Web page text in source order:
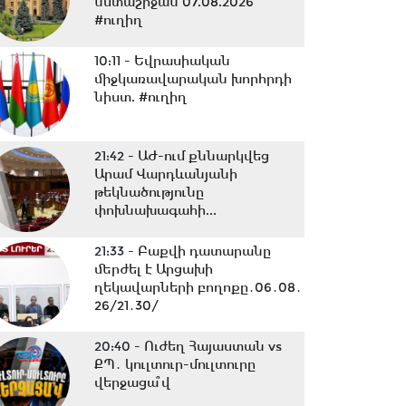
#ուղիղ
10:11 - Եվրասիական
միջկառավարական խորհրդի
նիստ. #ուղիղ
21:42 - ԱԺ-ում քննարկվեց
Արամ Վարդևանյանի
թեկնածությունը
փոխնախագահի...
21:33 - Բաքվի դատարանը
մերժել է Արցախի
ղեկավարների բողոքը․06․08․
26/21․30/
20:40 - Ուժեղ Հայաստան vs
ՔՊ․ կուլտուր-մուլտուրը
վերջացա՞վ